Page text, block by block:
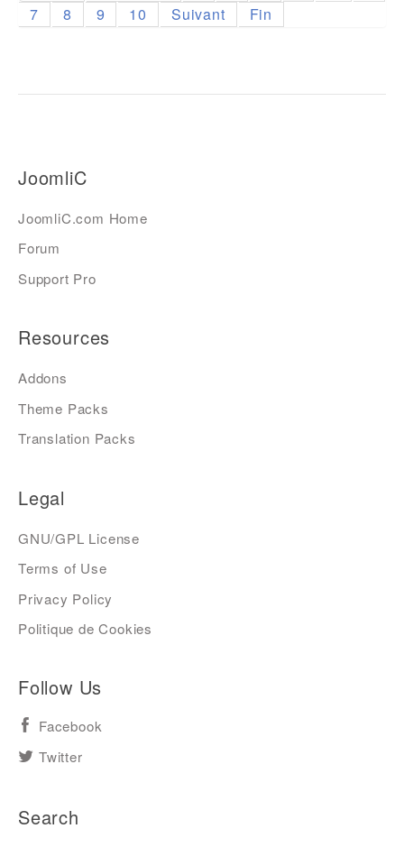
7
8 9 10 Suivant Fin
JoomliC
JoomliC.com Home
Forum
Support Pro
Resources
Addons
Theme Packs
Translation Packs
Legal
GNU/GPL License
Terms of Use
Privacy Policy
Politique de Cookies
Follow Us
Facebook
Twitter
Search